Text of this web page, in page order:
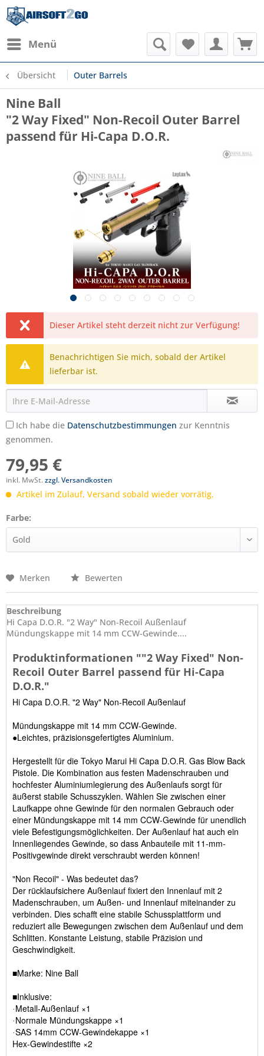
Menü
Übersicht Outer Barrels
Nine Ball
"2 Way Fixed" Non-Recoil Outer Barrel
passend für Hi-Capa D.O.R.
Dieser Artikel steht derzeit nicht zur Verfügung!
Benachrichtigen Sie mich, sobald der Artikel
lieferbar ist.
Ich habe die Datenschutzbestimmungen zur Kenntnis
genommen.
79,95 €
inkl. MwSt.zzgl. Versandkosten
Artikel im Zulauf, Versand sobald wieder vorrätig.
Farbe:
Merken Bewerten
Beschreibung
Hi Capa D.O.R. "2 Way" Non-Recoil Außenlauf
Mündungskappe mit 14 mm CCW-Gewinde....
Produktinformationen ""2 Way Fixed" Non-
Recoil Outer Barrel passend für Hi-Capa
D.O.R."
Hi Capa D.O.R. "2 Way" Non-Recoil Außenlauf
Mündungskappe mit 14 mm CCW-Gewinde.
●Leichtes, präzisionsgefertigtes Aluminium.
Hergestellt für die Tokyo Marui Hi Capa D.O.R. Gas Blow Back
Pistole. Die Kombination aus festen Madenschrauben und
hochfester Aluminiumlegierung des Außenlaufs sorgt für
äußerst stabile Schusszyklen. Wählen Sie zwischen einer
Laufkappe ohne Gewinde für den normalen Gebrauch oder
einer Mündungskappe mit 14 mm CCW-Gewinde für unendlich
viele Befestigungsmöglichkeiten. Der Außenlauf hat auch ein
Innenliegendes Gewinde, so dass Anbauteile mit 11-mm-
Positivgewinde direkt verschraubt werden können!
"Non Recoil" - Was bedeutet das?
Der rücklaufsichere Außenlauf fixiert den Innenlauf mit 2
Madenschrauben, um Außen- und Innenlauf miteinander zu
verbinden. Dies schafft eine stabile Schussplattform und
reduziert alle Bewegungen zwischen dem Außenlauf und dem
Schlitten. Konstante Leistung, stabile Präzision und
Geschwindigkeit.
■Marke: Nine Ball
■Inklusive:
· Metall-Außenlauf ×1
· Normale Mündungskappe ×1
·SAS 14mm CCW-Gewindekappe ×1
Hex-Gewindestifte ×2